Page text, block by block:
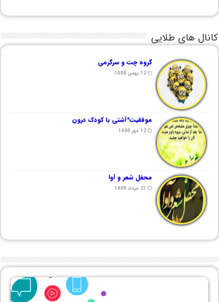
کانال های طلایی
گروه چت و سرگرمی
12 بهمن 1400
موفقیت*آشتی با کودک درون
12 مهر 1400
محفل شعر و آوا
21 مرداد 1400